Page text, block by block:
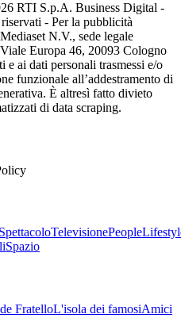
RTI S.p.A. Business Digital -
- Per la pubblicità
N.V., sede legale
Europa 46, 20093 Cologno
e ai dati personali trasmessi e/o
funzionale all’addestramento di
È altresì fatto divieto
di data scraping.
SpettacoloTelevisionePeople
Spazio
FratelloL'isola dei famosiAmici